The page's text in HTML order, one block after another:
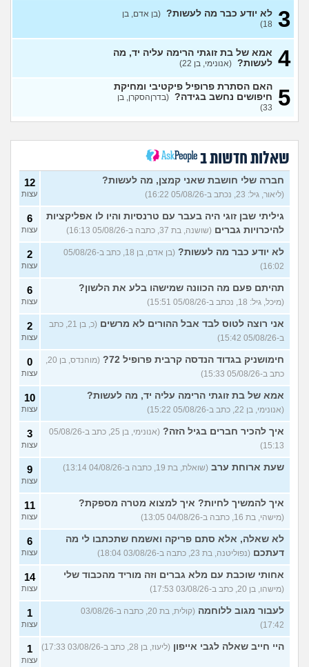
מתכננת חתונה ראשונה, יש
לכם עצות?
האם מה שאני מרגיש זה הגיוני
ותקין?
(לירון, בן 31)
איך להתגבר על רצון לקשר
לפני הזמן?
(אנונימית, בת 21)
הבילויים, זה מוריד לכם?
(לחם ושעשועים, בן 36)
13
כשרבתי עם בת הזוג שלי,
דחפתי אותה מתוך כעס. איך
להתמודד?
(אלכס, שם בדוי, בן
40)
13
עצות
איך להסביר לה שאני רוצה
להיפרד?
(עידן, בן 27)
20
עצות
בעיות ביני לבית הזוג, מה
לעשות?
6
עצות
לא משלמת בדייטים
(אלי, בן
29)
9
עצות
יוצאת איתו היום לדייט ראשון 3
עצות
בטיילת או מועדון?
(רואי, בן
26)
8
עצות
לוקח אותי לדייטים גרועים
האם להמשיך?
(נטע, בת 21)
17
עצות
עוד שאלות חדשות במדור
3 לא יודע כבר מה לעשות? (בן אדם, בן
18)
4 אמא של בת זוגתי הרימה עליה יד, מה
לעשות? (אנונימי, בן 22)
5 האם הסתרת פרופיל פיקטיבי ומחיקת
חיפושים נחשב בגידה? (בדרןהסקרן, בן
33)
שאלות חדשות ב
חברה שלי חושבת שאני קמצן, מה לעשות?
(ליאור, גיל: 23, נכתב ב-05/08/26 16:22)
12
עצות
גיליתי שבן זוגי היה בעבר עם טרנסיות והיו לו אפליקציות
להיכרויות גברים (שושנה, בת 37, כתבה ב-05/08/26 16:13)
6
עצות
לא יודע כבר מה לעשות?
(בן אדם, בן 18, כתב ב-05/08/26
16:02)
2
עצות
תהיתם פעם מה הכוונה שמישהו בלע את הלשון?
(מיכל, גיל: 18, נכתב ב-05/08/26 15:51)
6
עצות
אני רוצה לטוס לבד אבל ההורים לא מרשים
(כ, בן 21, כתב
ב-05/08/26 15:42)
2
עצות
חימושניק בגדוד הנדסה קרבית פרופיל 72?
(מוהנדס, בן 20,
כתב ב-05/08/26 15:33)
0
עצות
אמא של בת זוגתי הרימה עליה יד, מה לעשות?
(אנונימי, בן 22, כתב ב-05/08/26 15:22)
10
עצות
איך להכיר חברים בגיל הזה?
(אנונימי, בן 25, כתב ב-05/08/26
15:13)
3
עצות
שעת ארוחת ערב (שואלת, בת 19, כתבה ב-04/08/26 13:14) 9
עצות
איך להמשיך לחיות? איך למצוא מטרה מספקת?
(מישהי, בת 16, כתבה ב-04/08/26 13:05)
11
עצות
לא שאלה, אלא סתם פריקה ואשמח שתכתבו לי מה
דעתכם (נפוליטנה, בת 23, כתבה ב-03/08/26 18:04)
6
עצות
אחותי שוכבת עם מלא גברים וזה מוריד מהכבוד שלי
(מישהו, בן 20, כתב ב-03/08/26 17:53)
14
עצות
לעבור מגוב ללוחמה
(קולית, בת 20, כתבה ב-03/08/26
17:42)
1
עצות
היי חייב שאלה לגבי אייפון (ליעוז, בן 28, כתב ב-03/08/26 17:33) 1
עצות